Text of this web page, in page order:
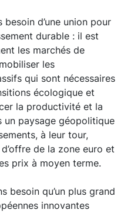
d’une union pour
durable : il est
les marchés de
les
qui sont nécessaires
écologique et
la productivité et la
un paysage géopolitique
à leur tour,
de la zone euro et
prix à moyen terme.
besoin qu’un plus grand
innovantes